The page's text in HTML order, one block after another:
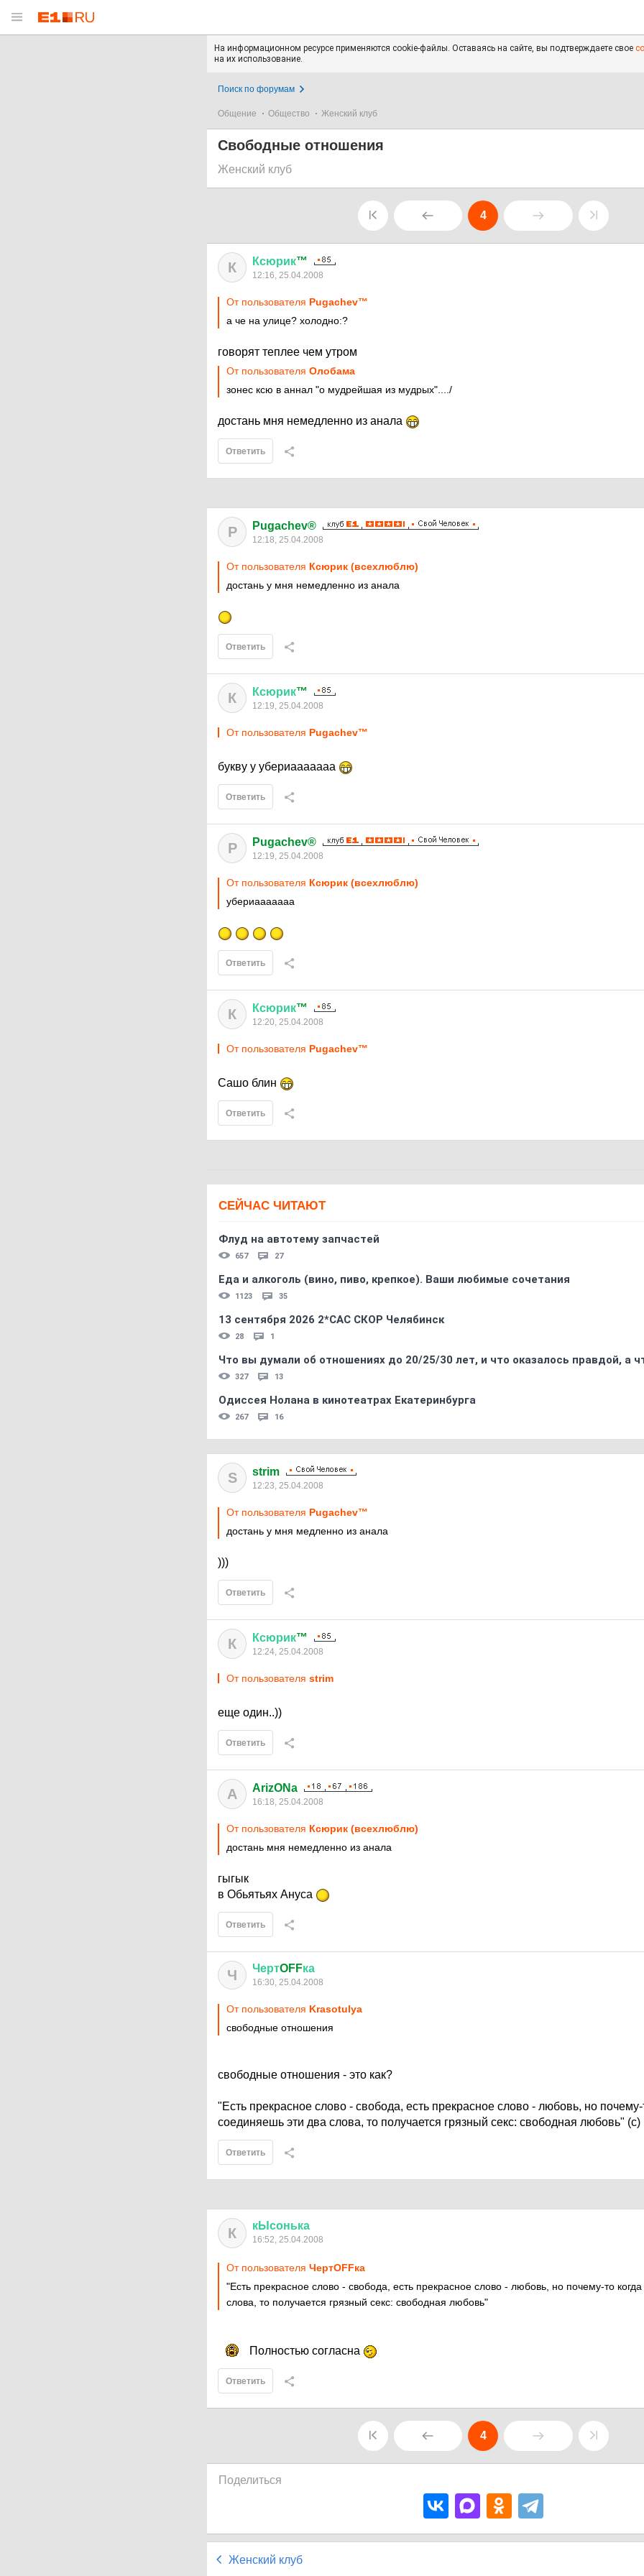
На информационном ресурсе применяются cookie-файлы. Оставаясь на сайте, вы подтверждаете свое
на их использование.
Поиск по форумам
Общение Общество Женский клуб
Свободные отношения
Женский клуб
4
К Ксюрик™
12:16, 25.04.2008
От пользователя Pugachev™
а че на улице? холодно:?
говорят теплее чем утром
От пользователя Олобама
зонес ксю в аннал "о мудрейшая из мудрых"..../
достань мня немедленно из анала
Ответить
P Pugachev®
12:18, 25.04.2008
От пользователя Ксюрик (всехлюблю)
достань у мня немедленно из анала
Ответить
К Ксюрик™
12:19, 25.04.2008
От пользователя Pugachev™
букву у убериааааааа
Ответить
P Pugachev®
12:19, 25.04.2008
От пользователя Ксюрик (всехлюблю)
убериааааааа
Ответить
К Ксюрик™
12:20, 25.04.2008
От пользователя Pugachev™
Сашо блин
Ответить
СЕЙЧАС ЧИТАЮТ
Флуд на автотему запчастей
657 27
Еда и алкоголь (вино, пиво, крепкое). Ваши любимые сочетания
1123 35
13 сентября 2026 2*CAC СКОР Челябинск
28 1
Что вы думали об отношениях до 20/25/30 лет, и что оказалось правдой, а
327 13
Одиссея Нолана в кинотеатрах Екатеринбурга
267 16
S strim
12:23, 25.04.2008
От пользователя Pugachev™
достань у мня медленно из анала
)))
Ответить
К Ксюрик™
12:24, 25.04.2008
От пользователя strim
еще один..))
Ответить
A ArizONa
16:18, 25.04.2008
От пользователя Ксюрик (всехлюблю)
достань мня немедленно из анала
гыгык
в Обьятьях Ануса
Ответить
Ч ЧертOFFка
16:30, 25.04.2008
От пользователя Krasotulya
свободные отношения
свободные отношения - это как?
"Есть прекрасное слово - свобода, есть прекрасное слово - любовь, но почему-
соединяешь эти два слова, то получается грязный секс: свободная любовь" (с)
Ответить
К кЫсонька
16:52, 25.04.2008
От пользователя ЧертOFFка
"Есть прекрасное слово - свобода, есть прекрасное слово - любовь, но почему-то
слова, то получается грязный секс: свободная любовь"
Полностью согласна
Ответить
4
Поделиться
Женский клуб